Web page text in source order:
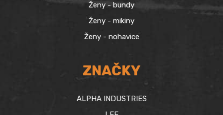
Ženy - bundy
Ženy - mikiny
Ženy - nohavice
ZNAČKY
ALPHA INDUSTRIES